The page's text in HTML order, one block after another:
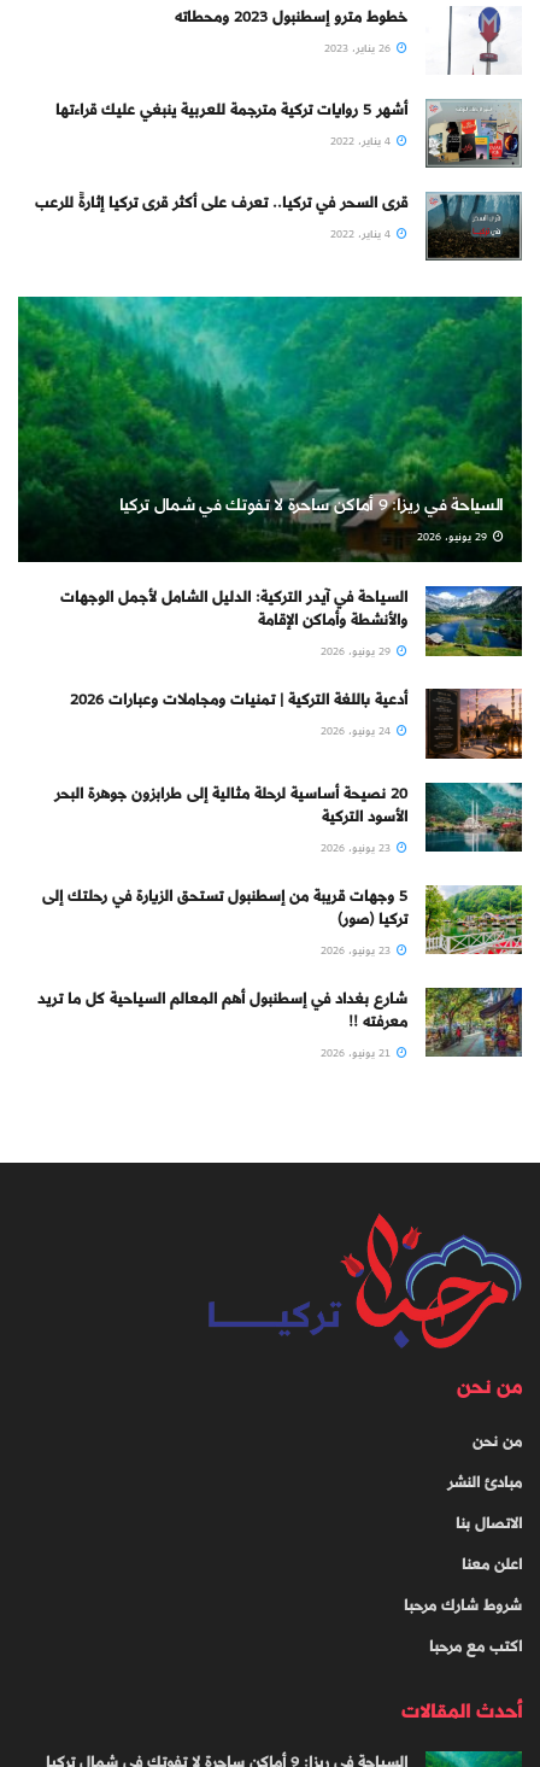
خطوط مترو إسطنبول 2023 ومحطاته
أشهر 5 روايات تركية مترجمة للعربية ينبغي عليك قراءتها
قرى السحر في تركيا.. تعرف على أكثر قرى تركيا إثارةً للرعب
السياحة في ريزا: 9 أماكن ساحرة لا تفوتك في شمال تركيا
السياحة في آيدر التركية: الدليل الشامل لأجمل الوجهات
والأنشطة وأماكن الإقامة
أدعية باللغة التركية | تمنيات ومجاملات وعبارات 2026
20 نصيحة أساسية لرحلة مثالية إلى طرابزون جوهرة البحر
الأسود التركية
5 وجهات قريبة من إسطنبول تستحق الزيارة في رحلتك إلى
تركيا (صور)
شارع بغداد في إسطنبول أهم المعالم السياحية كل ما تريد
معرفته !!
من نحن
من نحن
مبادئ النشر
الاتصال بنا
اعلن معنا
شروط شارك مرحبا
اكتب مع مرحبا
أحدث المقالات